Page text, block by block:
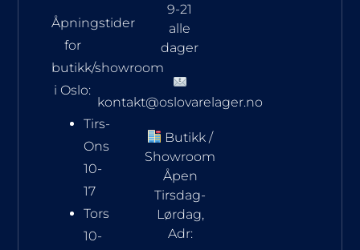
Åpningstider
for
butikk/showroom
i Oslo:
Tirs-
Ons
10-
17
Tors
10-
9-21
alle
dager
kontakt@oslovarelager.no
Butikk /
Showroom
Åpen
Tirsdag-
Lørdag,
Adr: